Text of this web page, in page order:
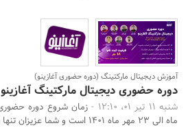
آموزش دیجیتال مارکتینگ (دوره حضوری آغازینو)
دوره حضوری دیجیتال مارکتینگ آغازینو
شنبه 11 تیر 01، 12:10 -
ماه الی 23 مهر ماه 1401 است و شما عزیزان تنها ت ...